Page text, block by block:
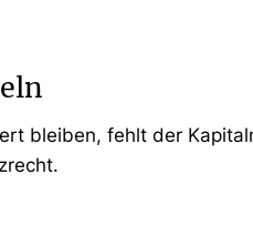
bleiben, fehlt der